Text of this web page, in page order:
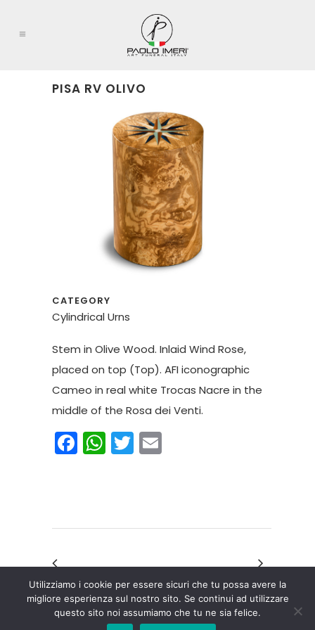
PISA RV OLIVO
CATEGORY
Cylindrical Urns
Stem in Olive Wood. Inlaid Wind Rose,
placed on top (Top). AFI iconographic
Cameo in real white Trocas Nacre in the
middle of the Rosa dei Venti.
Facebook
WhatsApp
Twitter
Utilizziamo i cookie per essere sicuri che tu possa avere la
migliore esperienza sul nostro sito. Se continui ad utilizzare
questo sito noi assumiamo che tu ne sia felice.